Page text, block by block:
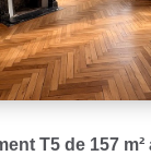
T5 de 157